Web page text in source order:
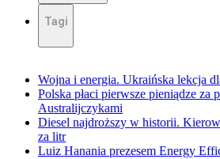
Tagi
Wojna i energia. Ukraińska lekcja
Polska płaci pierwsze pieniądze za
Australijczykami
Diesel najdroższy w historii.
za litr
Luiz Hanania prezesem Energy